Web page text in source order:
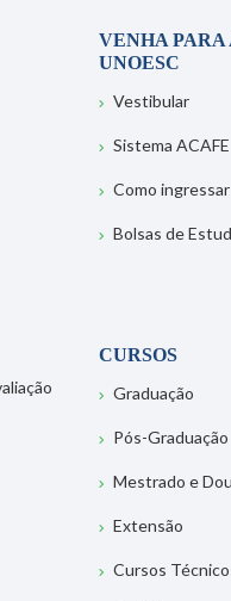
VENHA PARA
UNOESC
Vestibular
Sistema ACAFE
Como ingressar
Bolsas de
CURSOS
Graduação
Pós-Graduação
Mestrado e
Extensão
Cursos